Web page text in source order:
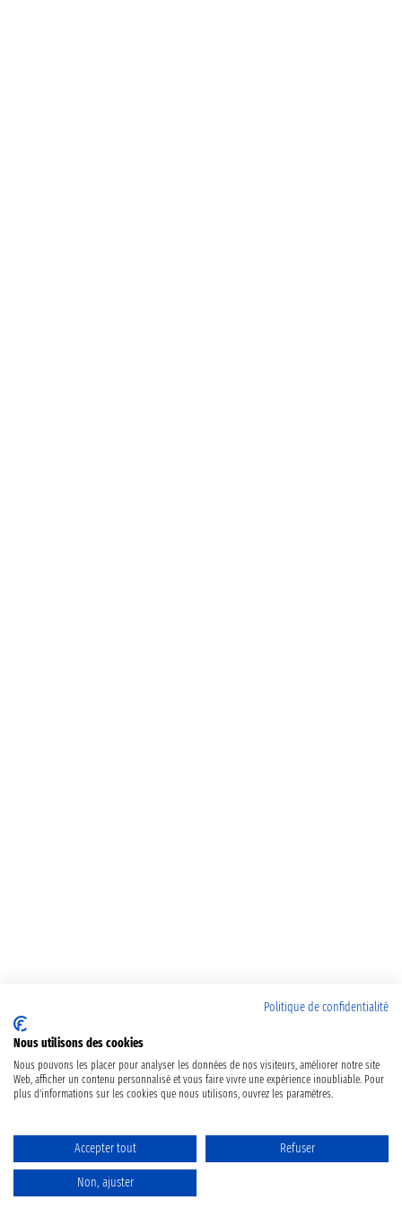
Politique de confidentialité
Nous utilisons des cookies
Nous pouvons les placer pour analyser les données de nos visiteurs, améliorer notre site
Web, afficher un contenu personnalisé et vous faire vivre une expérience inoubliable. Pour
plus d'informations sur les cookies que nous utilisons, ouvrez les paramètres.
Accepter tout Refuser
Non, ajuster